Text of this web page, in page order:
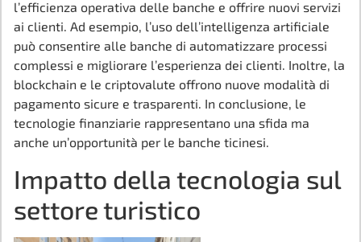
l’efficienza operativa delle banche e offrire nuovi servizi
ai clienti. Ad esempio, l’uso dell’intelligenza artificiale
può consentire alle banche di automatizzare processi
complessi e migliorare l’esperienza dei clienti. Inoltre, la
blockchain e le criptovalute offrono nuove modalità di
pagamento sicure e trasparenti. In conclusione, le
tecnologie finanziarie rappresentano una sfida ma
anche un’opportunità per le banche ticinesi.
Impatto della tecnologia sul
settore turistico